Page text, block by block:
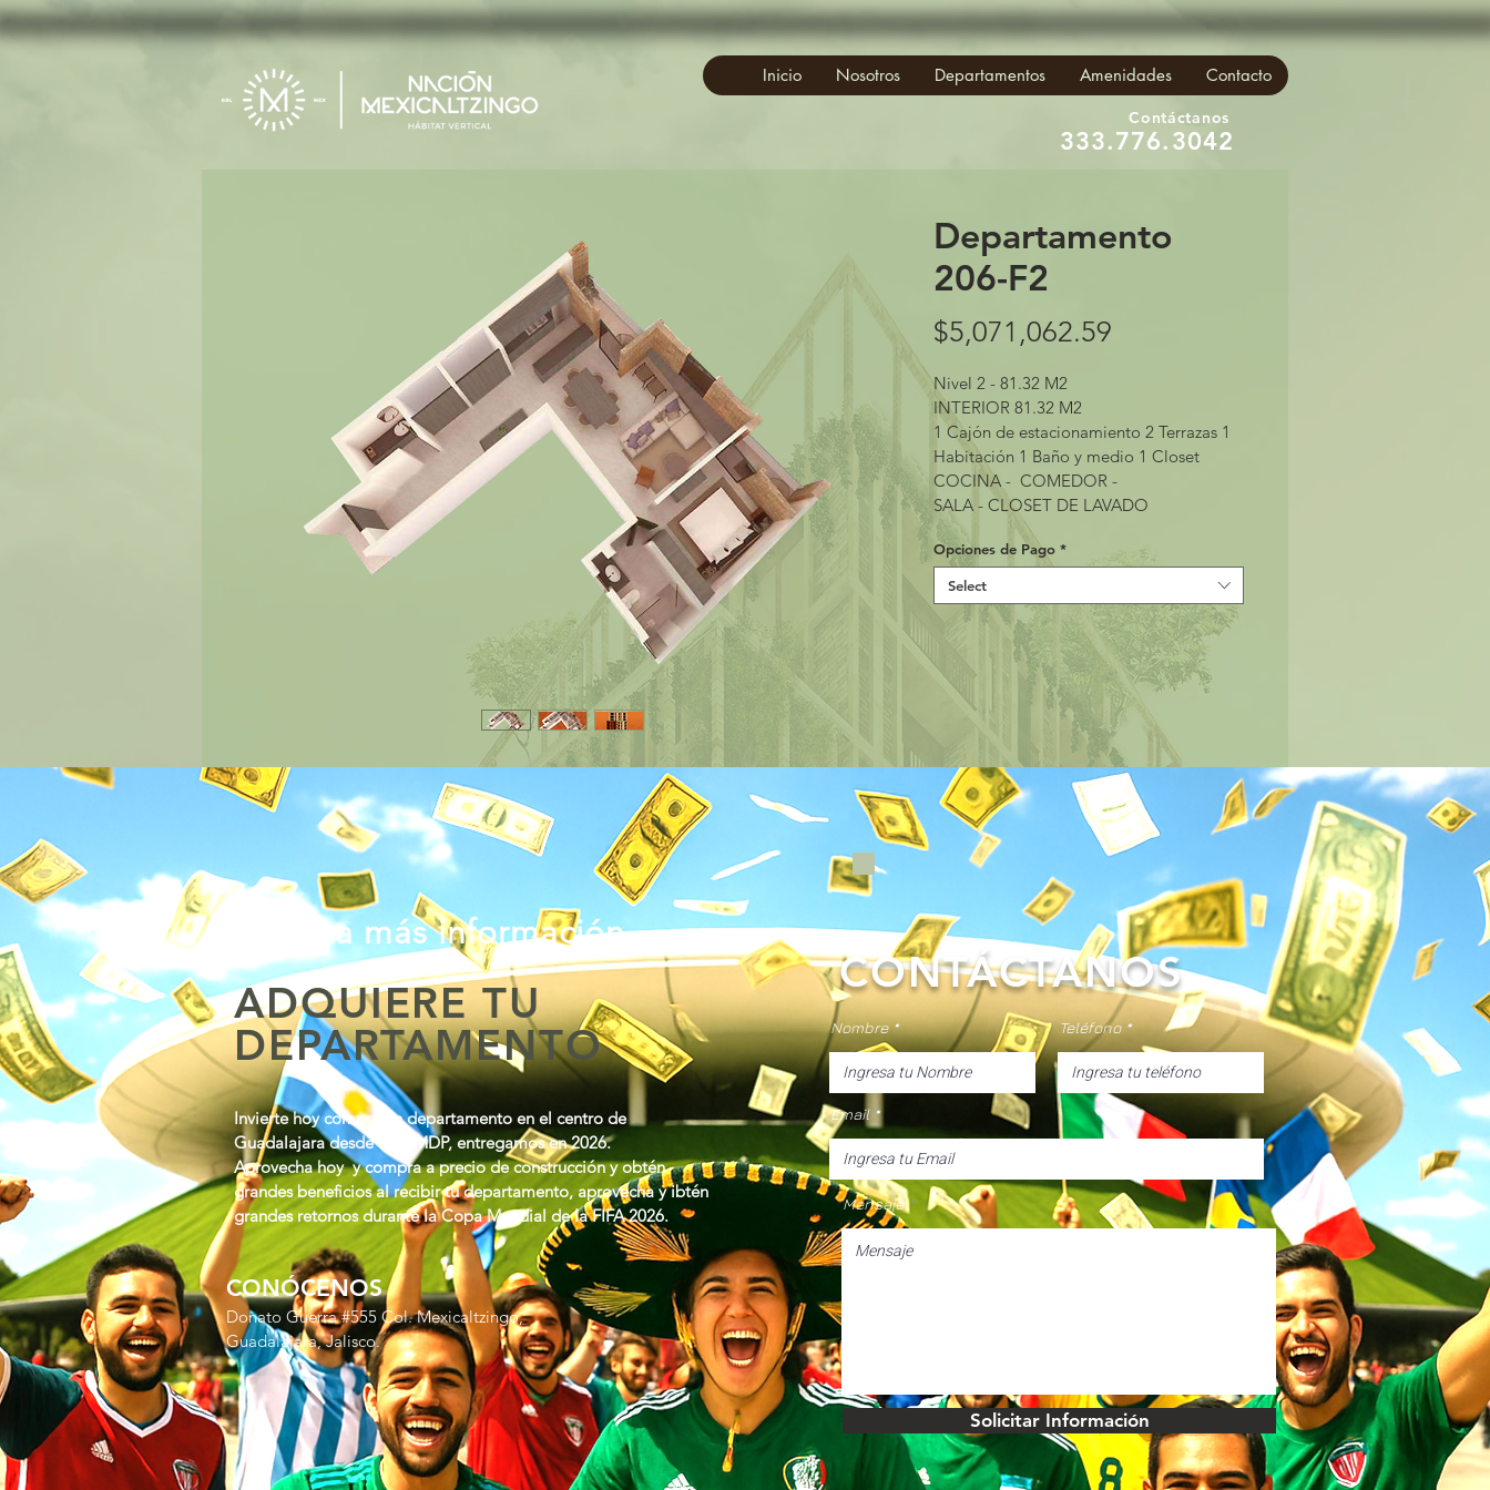
{ "data": [ { "event_name": "Purchase", "event_time": 1726854765, "action_source": "website", "user_data": { "em": [ "7b17fb0bd173f625b58636fb796407c22b3d16fc78302d79f0fd30c2fc2fc068" ], "ph": [ null ] }, "custom_data": { "currency": "USD", "value": "142.52" } } ] } { "data": [ {
"event_name": "Purchase", "event_time": 1726854666, "action_source": "website", "user_data": { "em": [ "7b17fb0bd173f625b58636fb796407c22b3d16fc78302d79f0fd30c2fc2fc068" ], "ph": [ null ] }, "custom_data": { "currency": "USD", "value": "142.52" } } ] }
Inicio Nosotros Departamentos Amenidades Contacto
Contáctanos
333.776.3042
Departamento
206-F2
$5,071,062.59
Nivel 2 - 81.32 M2
INTERIOR 81.32 M2
1 Cajón de estacionamiento 2 Terrazas 1
Habitación 1 Baño y medio 1 Closet
COCINA -  COMEDOR -
SALA - CLOSET DE LAVADO
Opciones de Pago *
Select
Solicita más información
ADQUIERE TU
DEPARTAMENTO
CONÓCENOS
Donato Guerra #555 Col. Mexicaltzingo,
Guadalajara, Jalisco.
Invierte hoy compra un departamento en el centro de
Guadalajara desde $2.7 MDP, entregamos en 2026.
Aprovecha hoy y compra a precio de construcción y obtén
grandes beneficios al recibir tu departamento, aprovecha y ibtén
grandes retornos durante la Copa Mundial de la FIFA 2026.
CONTÁCTANOS
Nombre Teléfono
Email
Mensaje
Solicitar Información